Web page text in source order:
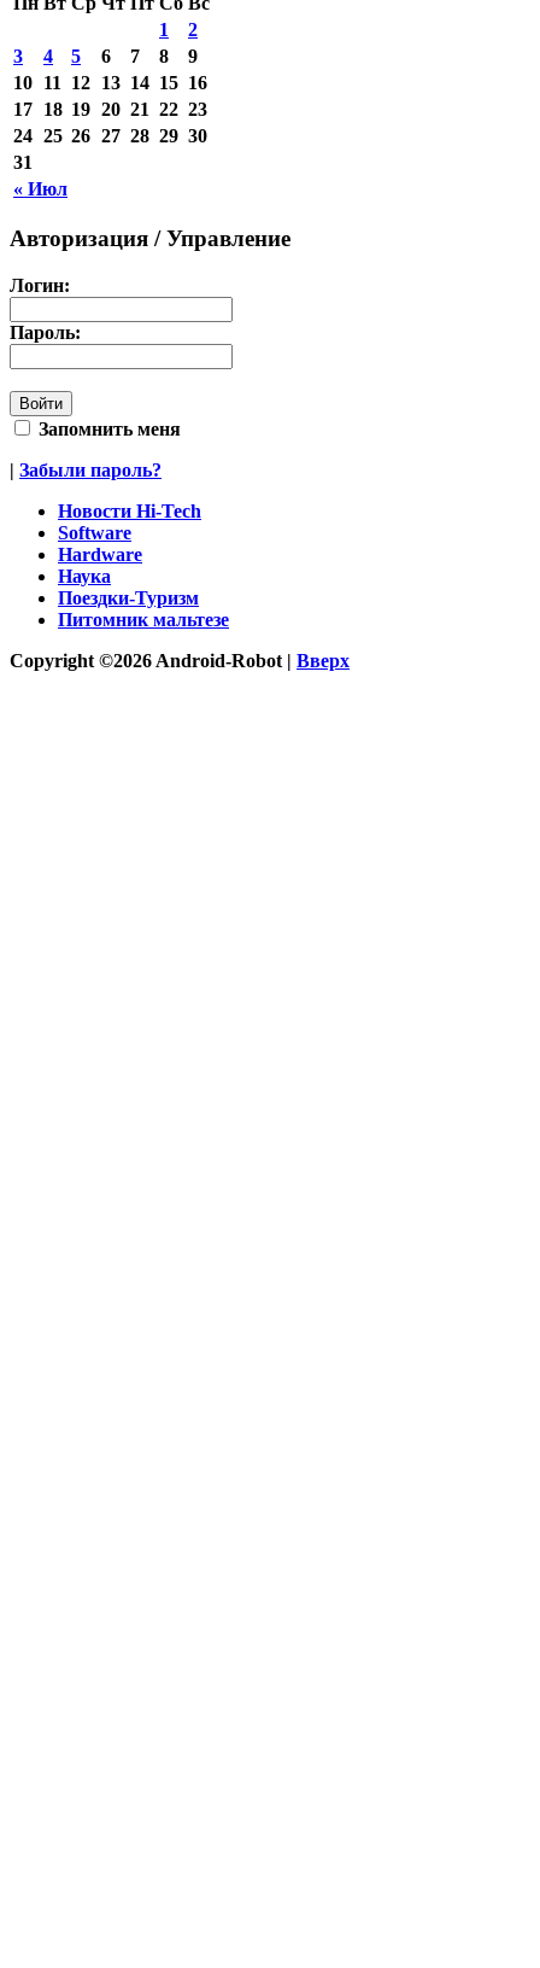
« Июл
1
2
3
4 5 6 7 8
9
10 11 12 13 14 15 16
17 18 19 20 21 22 23
24 25 26 27 28 29 30
31
Авторизация / Управление
Логин:
Пароль:
Запомнить меня
| Забыли пароль?
Новости Hi-Tech
Software
Hardware
Наука
Поездки-Туризм
Питомник мальтезе
Copyright ©2026 Android-Robot | Вверх